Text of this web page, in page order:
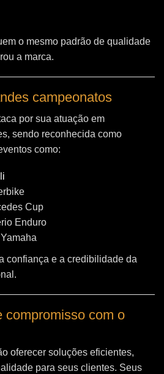
o mesmo padrão de qualidade
a marca.
campeonatos
por sua atuação em
sendo reconhecida como
como:
Cup
Enduro
confiança e a credibilidade da
compromisso com o
oferecer soluções eficientes,
para seus clientes. Seus